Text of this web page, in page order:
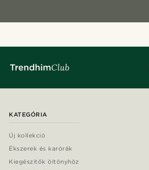
KATEGÓRIA
Új kollekció
Ékszerek és karórák
Kiegészítők öltönyhöz